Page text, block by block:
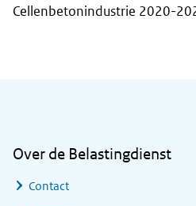
Cellenbetonindustrie 2020-
Over de Belastingdienst
Contact